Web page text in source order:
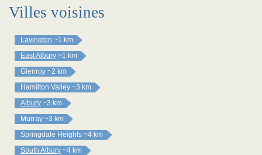
Villes voisines
Lavington ~1 km
East Albury ~1 km
Glenroy ~2 km
Hamilton Valley ~3 km
Albury ~3 km
Murray ~3 km
Springdale Heights ~4 km
South Albury ~4 km